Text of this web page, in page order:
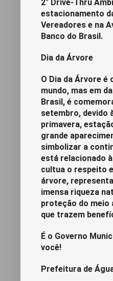
2° Drive-Thru
estacionamento
Vereadores e na
Banco do Brasil.
Dia da Árvore
O Dia da Árvore é
mundo, mas em
Brasil, é
setembro, devido
primavera,
grande
simbolizar a
está relacionado
cultua o respeito
árvore,
imensa riqueza
proteção do meio
que trazem
É o Governo
você!
Prefeitura de